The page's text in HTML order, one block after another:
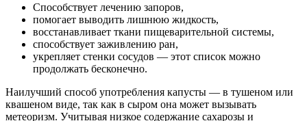
Способствует лечению запоров,
помогает выводить лишнюю жидкость,
восстанавливает ткани пищеварительной системы,
способствует заживлению ран,
укрепляет стенки сосудов — этот список можно
продолжать бесконечно.
Наилучший способ употребления капусты — в тушеном или
квашеном виде, так как в сыром она может вызывать
метеоризм. Учитывая низкое содержание сахарозы и